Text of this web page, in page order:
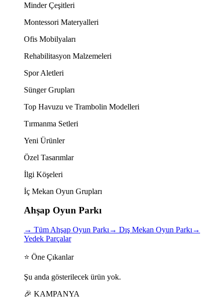
Minder Çeşitleri
Montessori Materyalleri
Ofis Mobilyaları
Rehabilitasyon Malzemeleri
Spor Aletleri
Sünger Grupları
Top Havuzu ve Trambolin Modelleri
Tırmanma Setleri
Yeni Ürünler
Özel Tasarımlar
İlgi Köşeleri
İç Mekan Oyun Grupları
Ahşap Oyun Parkı
→ Tüm Ahşap Oyun Parkı → Dış Mekan Oyun Parkı →
Yedek Parçalar
⭐ Öne Çıkanlar
Şu anda gösterilecek ürün yok.
🎉 KAMPANYA